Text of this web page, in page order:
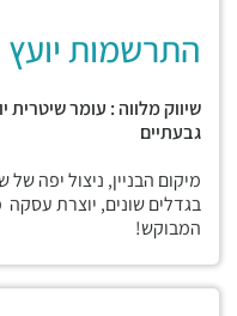
התרשמות יועץ
שיווק מלווה : עומר שיטרית
גבעתיים
מיקום הבניין, ניצול יפה
בגדלים שונים, יוצרת
המבוקש!